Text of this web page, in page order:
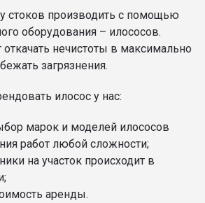
стоков производить с помощью
оборудования – илососов.
откачать нечистоты в максимально
загрязнения.
илосос у нас:
марок и моделей илососов
работ любой сложности;
на участок происходит в
аренды.